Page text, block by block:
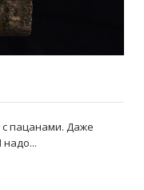
с пацанами. Даже
надо...